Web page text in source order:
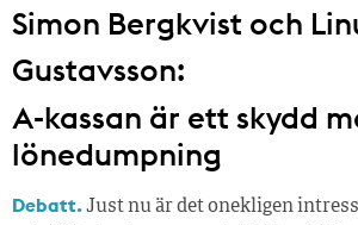
Simon Bergkvist och
Gustavsson:
A-kassan är ett skydd
lönedumpning
Debatt.Just nu är det onekligen